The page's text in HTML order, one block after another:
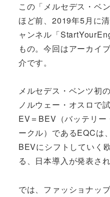
この「メルセデス・ベ
ほど前、2019年5月に
ャンネル「
もの。今回はアーカイ
介です。
メルセデス・ベンツ初
ノルウェー・オスロで
EV＝BEV（バッテリー
ークル）であるEQCは
BEVにシフトしていく
る、日本導入が発表さ
では、ファッショナッ